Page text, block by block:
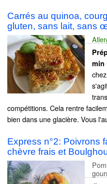
Carrés au quinoa,
gluten, sans lait, sans
min
compétitions. Cela rentre
bien dans une glacière. Vous
Express n°2: Poivrons
chèvre frais et